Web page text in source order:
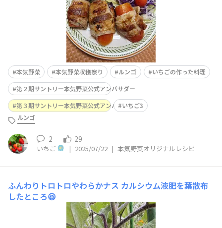
本気野菜 本気野菜収穫祭り ルンゴ
いちごの作った料理
第２期サントリー本気野菜公式アンバサダー
第３期サントリー本気野菜公式アンバサダー
いちご3
ルンゴ
2 29
いちご | 2025/07/22 | 本気野菜オリジナルレシピ
ふんわりトロトロやわらかナス カルシウム液肥を葉散布
したところ😆